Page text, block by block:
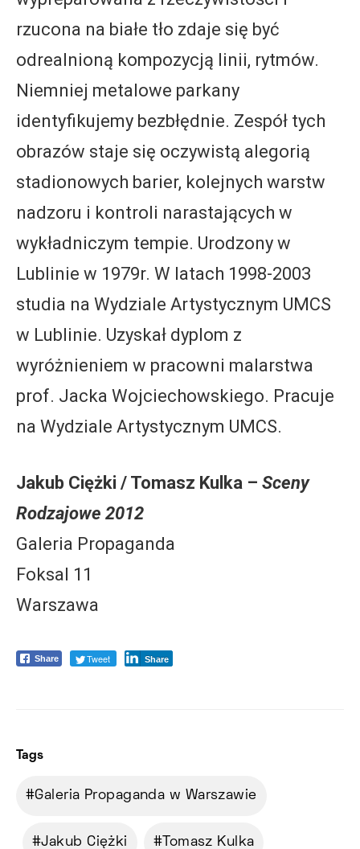
rzucona na białe tło zdaje się być
odrealnioną kompozycją linii, rytmów.
Niemniej metalowe parkany
identyfikujemy bezbłędnie. Zespół tych
obrazów staje się oczywistą alegorią
stadionowych barier, kolejnych warstw
nadzoru i kontroli narastających w
wykładniczym tempie. Urodzony w
Lublinie w 1979r. W latach 1998-2003
studia na Wydziale Artystycznym UMCS
w Lublinie. Uzyskał dyplom z
wyróżnieniem w pracowni malarstwa
prof. Jacka Wojciechowskiego. Pracuje
na Wydziale Artystycznym UMCS.
Jakub Ciężki / Tomasz Kulka – Sceny
Rodzajowe 2012
Galeria Propaganda
Foksal 11
Warszawa
Share Tweet Share
Tags
Galeria Propaganda w Warszawie
Jakub Ciężki Tomasz Kulka